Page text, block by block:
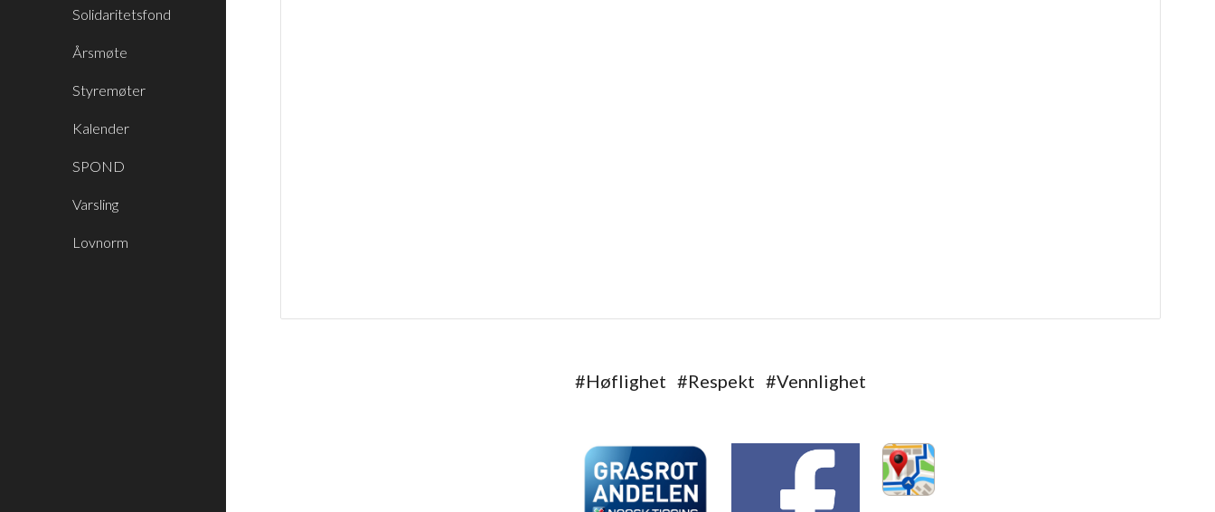
Solidaritetsfond
Årsmøte
Styremøter
Kalender
SPOND
Varsling
Lovnorm
#Høflighet #Respekt #Vennlighet